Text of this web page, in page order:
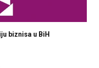
biznisa u BiH